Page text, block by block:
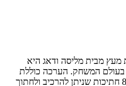
מליסה ודאג היא
המשחק. הערכה כוללת
קומות, מחולקת ל-8 חתיכות שניתן להרכיב ולחתוך